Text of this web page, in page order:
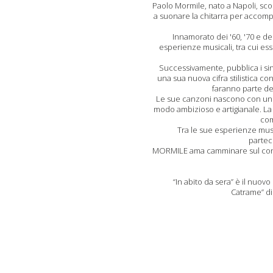
Paolo Mormile, nato a Napoli,
a suonare la chitarra per
Innamorato dei '60, '70 e
esperienze musicali, tra cui
Successivamente, pubblica i
una sua nuova cifra stilistica
faranno parte
Le sue canzoni nascono con
modo ambizioso e artigianale.
Tra le sue esperienze
MORMILE ama camminare sul
“In abito da sera” è il
Catrame”